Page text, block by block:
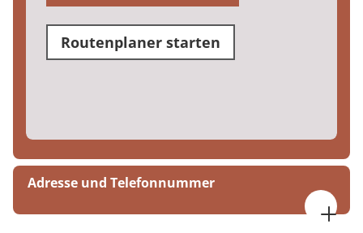
Routenplaner starten
Adresse und Telefonnummer